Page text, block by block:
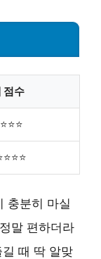
점수
충분히 마실
말 편하더라
때 딱 알맞